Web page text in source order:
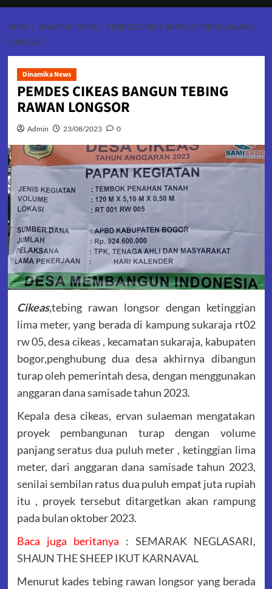
HOME DINAMIKA NEWS
PEMDES CIKEAS BANGUN TEBING RAWAN
LONGSOR
Dinamika News
PEMDES CIKEAS BANGUN TEBING
RAWAN LONGSOR
Admin 23/08/2023 0
Cikeas,tebing rawan longsor dengan ketinggian
lima meter, yang berada di kampung sukaraja rt02
rw 05, desa cikeas , kecamatan sukaraja, kabupaten
bogor,penghubung dua desa akhirnya dibangun
turap oleh pemerintah desa, dengan menggunakan
anggaran dana samisade tahun 2023.
Kepala desa cikeas, ervan sulaeman mengatakan
proyek pembangunan turap dengan volume
panjang seratus dua puluh meter , ketinggian lima
meter, dari anggaran dana samisade tahun 2023,
senilai sembilan ratus dua puluh empat juta rupiah
itu , proyek tersebut ditargetkan akan rampung
pada bulan oktober 2023.
Baca juga beritanya : SEMARAK NEGLASARI,
SHAUN THE SHEEP IKUT KARNAVAL
Menurut kades tebing rawan longsor yang berada